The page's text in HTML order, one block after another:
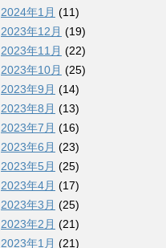
2024年1月 (11)
2023年12月 (19)
2023年11月 (22)
2023年10月 (25)
2023年9月 (14)
2023年8月 (13)
2023年7月 (16)
2023年6月 (23)
2023年5月 (25)
2023年4月 (17)
2023年3月 (25)
2023年2月 (21)
2023年1月 (21)